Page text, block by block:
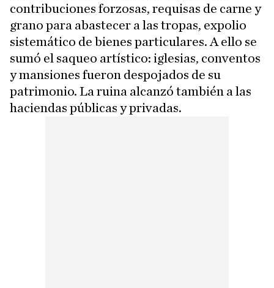
contribuciones forzosas, requisas de carne y
grano para abastecer a las tropas, expolio
sistemático de bienes particulares. A ello se
sumó el saqueo artístico: iglesias, conventos
y mansiones fueron despojados de su
patrimonio. La ruina alcanzó también a las
haciendas públicas y privadas.